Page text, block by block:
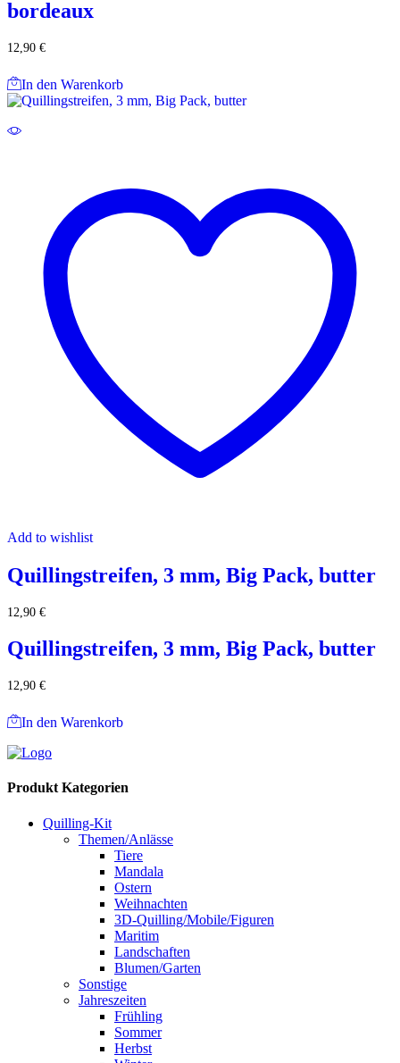
bordeaux
12,90 €
In den Warenkorb
Add to wishlist
Quillingstreifen, 3 mm, Big Pack, butter
12,90 €
Quillingstreifen, 3 mm, Big Pack, butter
12,90 €
In den Warenkorb
Produkt Kategorien
Quilling-Kit
Themen/Anlässe
Tiere
Mandala
Ostern
Weihnachten
3D-Quilling/Mobile/Figuren
Maritim
Landschaften
Blumen/Garten
Sonstige
Jahreszeiten
Frühling
Sommer
Herbst